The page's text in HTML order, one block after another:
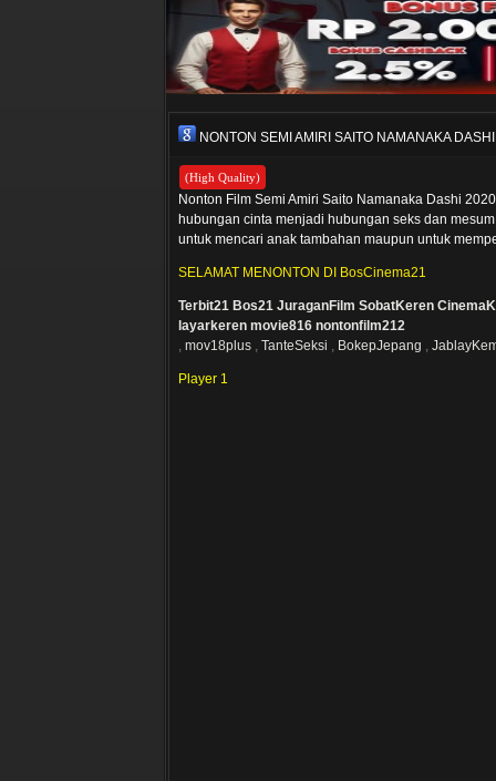
NONTON SEMI AMIRI SAITO NAMANAKA
(High Quality)
Nonton Film Semi Amiri Saito Namanaka Dashi
hubungan cinta menjadi hubungan seks dan
untuk mencari anak tambahan maupun untuk
SELAMAT MENONTON DI BosCinema21
Terbit21 Bos21 JuraganFilm SobatKeren
layarkeren movie816 nontonfilm212
, mov18plus , TanteSeksi , BokepJepang ,
Player 1